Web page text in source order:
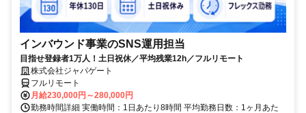
インバウンド事業のSNS運用担当
目指せ登録者1万人！土日祝休／平均残業12h／フルリモート
株式会社ジャパゲート
フルリモート
月給230,000円～280,000円
勤務時間詳細 実働時間：1日あたり8時間 平均勤務日数：1ヶ月あた